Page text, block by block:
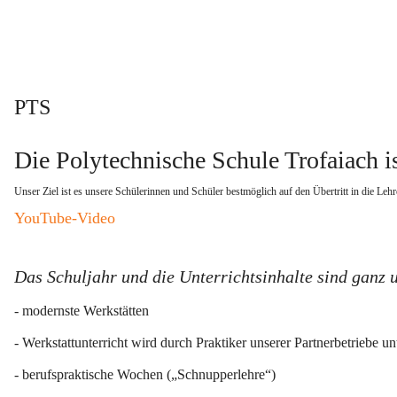
PTS
Die Polytechnische Schule Trofaiach
Unser Ziel ist es unsere Schülerinnen und Schüler bestmöglich auf den Übertritt in die
YouTube-Video
Das Schuljahr und die Unterrichtsinhalte sind ganz
- modernste Werkstätten
- Werkstattunterricht wird durch Praktiker unserer Partnerbetriebe
- berufspraktische Wochen („Schnupperlehre“)